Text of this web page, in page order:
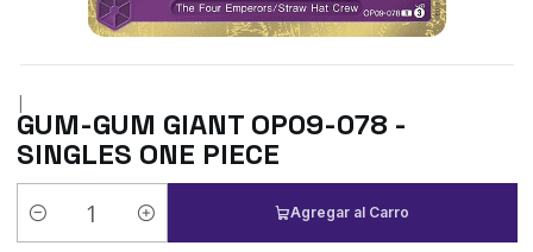
|
GUM-GUM GIANT OP09-078 -
SINGLES ONE PIECE
Cantidad
Agregar al Carro